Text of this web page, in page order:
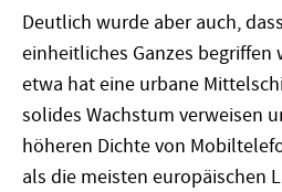
Deutlich wurde aber auch,
einheitliches Ganzes begriffen
etwa hat eine urbane
solides Wachstum verweisen
höheren Dichte von
als die meisten europäischen